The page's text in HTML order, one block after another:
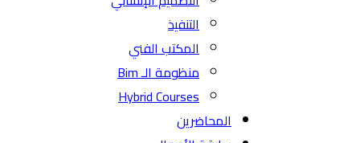
التنفيذ
المكتب الفني
منظومة الـ Bim
Hybrid Courses
المحاضرين